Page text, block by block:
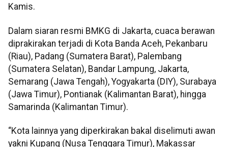
Kamis.
Dalam siaran resmi BMKG di Jakarta, cuaca berawan
diprakirakan terjadi di Kota Banda Aceh, Pekanbaru
(Riau), Padang (Sumatera Barat), Palembang
(Sumatera Selatan), Bandar Lampung, Jakarta,
Semarang (Jawa Tengah), Yogyakarta (DIY), Surabaya
(Jawa Timur), Pontianak (Kalimantan Barat), hingga
Samarinda (Kalimantan Timur).
“Kota lainnya yang diperkirakan bakal diselimuti awan
yakni Kupang (Nusa Tenggara Timur), Makassar